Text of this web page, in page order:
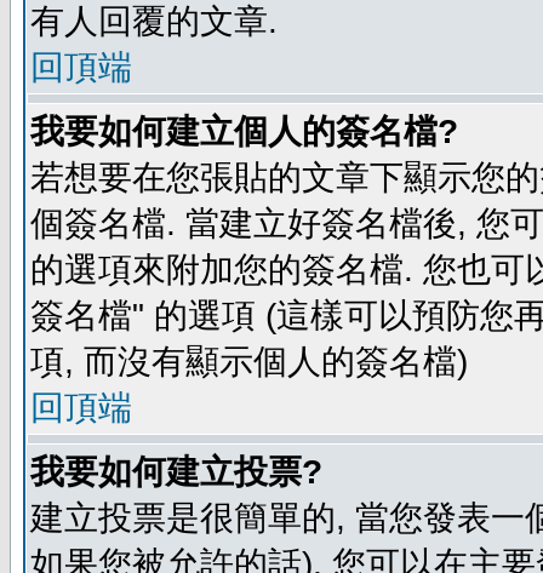
有人回覆的文章.
回頂端
我要如何建立個人的簽名檔?
若想要在您張貼的文章下顯示您
個簽名檔. 當建立好簽名檔後, 您
的選項來附加您的簽名檔. 您也
簽名檔" 的選項 (這樣可以預防您
項, 而沒有顯示個人的簽名檔)
回頂端
我要如何建立投票?
建立投票是很簡單的, 當您發表
如果您被允許的話), 您可以在主